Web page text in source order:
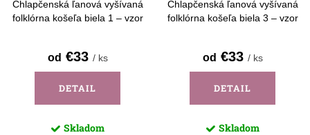
Chlapčenská ľanová vyšívaná
folklórna košeľa biela 1 – vzor
od €33 / ks
DETAIL
Skladom
Chlapčenská ľanová vyšívaná
folklórna košeľa biela 3 – vzor
od €33 / ks
DETAIL
Skladom